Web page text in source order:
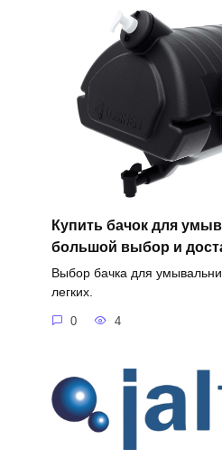
Купить бачок для
большой выбор и
Выбор бачка для
легких.
0 4